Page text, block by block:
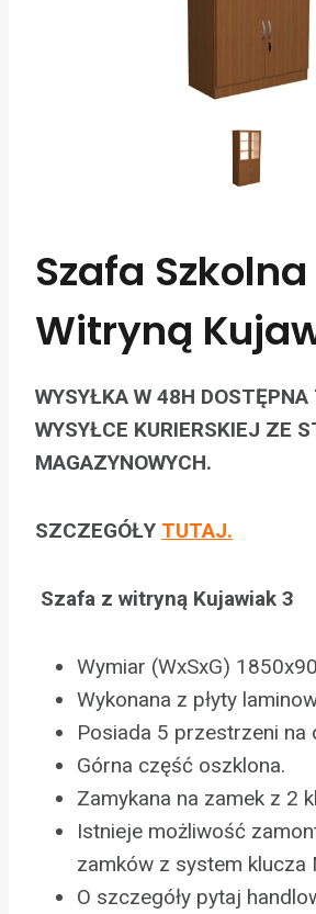
Szafa Szkolna
Witryną
WYSYŁKA W 48H DOSTĘPNA
WYSYŁCE KURIERSKIEJ ZE
MAGAZYNOWYCH.
SZCZEGÓŁY TUTAJ.
Szafa z witryną Kujawiak 3
Wymiar (WxSxG)
Wykonana z płyty
Posiada 5 przestrzeni na
Górna część oszklona.
Zamykana na zamek z 2
Istnieje możliwość
zamków z system klucza
O szczegóły pytaj